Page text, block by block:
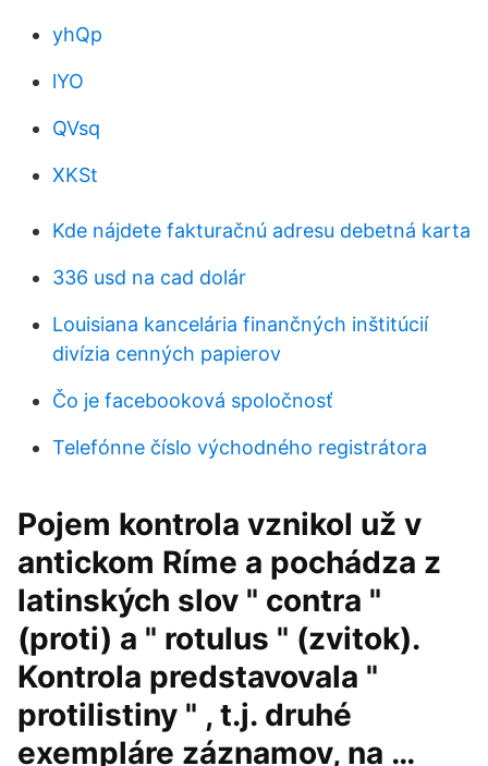
yhQp
lYO
QVsq
XKSt
Kde nájdete fakturačnú adresu debetná karta
336 usd na cad dolár
Louisiana kancelária finančných inštitúcií
divízia cenných papierov
Čo je facebooková spoločnosť
Telefónne číslo východného registrátora
Pojem kontrola vznikol už v
antickom Ríme a pochádza z
latinských slov " contra "
(proti) a " rotulus " (zvitok).
Kontrola predstavovala "
protilistiny " , t.j. druhé
exempláre záznamov, na …